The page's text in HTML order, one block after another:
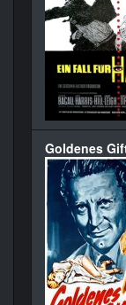
Goldenes